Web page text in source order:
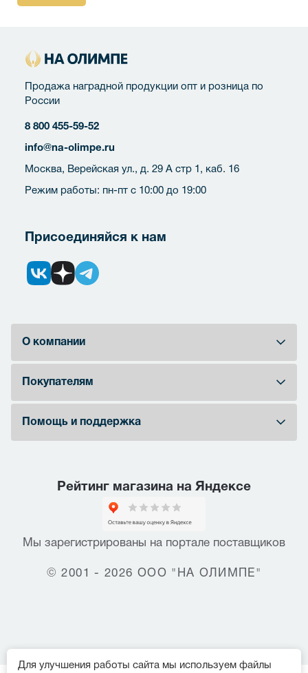
Продажа наградной продукции опт и розница по
России
8 800 455-59-52
info@na-olimpe.ru
Москва, Верейская ул., д. 29 А стр 1, каб. 16
Режим работы: пн-пт с 10:00 до 19:00
Присоединяйся к нам
О компании
Покупателям
Помощь и поддержка
Рейтинг магазина на Яндексе
Мы зарегистрированы на портале поставщиков
© 2001 - 2026 ООО "НА ОЛИМПЕ"
Для улучшения работы сайта мы используем файлы